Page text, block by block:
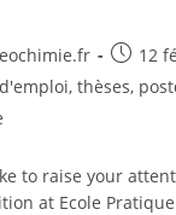
12
thèses,
to raise your
at Ecole